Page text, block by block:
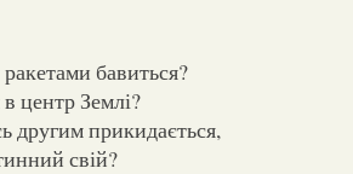
бавиться?
центр Землі?
другим прикидається,
свій?